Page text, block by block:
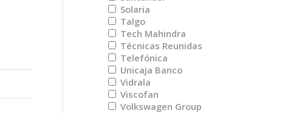
Solaria
Talgo
Tech Mahindra
Técnicas Reunidas
Telefónica
Unicaja Banco
Vidrala
Viscofan
Volkswagen Group